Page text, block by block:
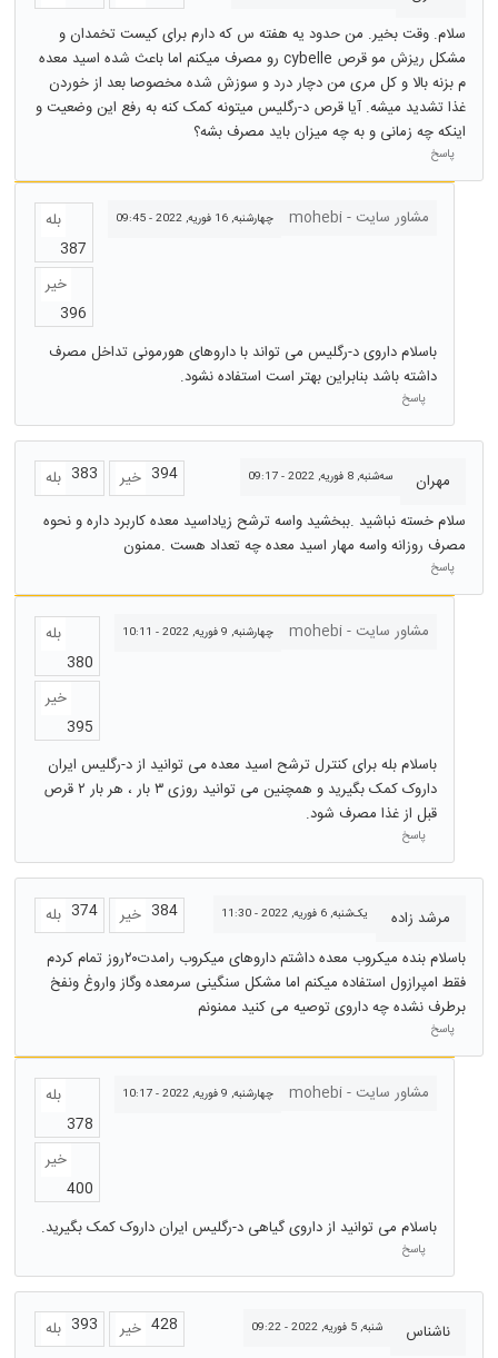
سلام. وقت بخیر. من حدود یه هفته س که دارم برای کیست تخمدان و
مشکل ریزش مو قرص cybelle رو مصرف میکنم اما باعث شده اسید معده
م بزنه بالا و کل مری من دچار درد و سوزش شده مخصوصا بعد از خوردن
غذا تشدید میشه. آیا قرص د-رگلیس میتونه کمک کنه به رفع این وضعیت و
اینکه چه زمانی و به چه میزان باید مصرف بشه؟
پاسخ
مشاور سایت - mohebi چهارشنبه, 16 فوریه, 2022 - 09:45
بله
387
خیر
396
باسلام داروی د-رگلیس می تواند با داروهای هورمونی تداخل مصرف
داشته باشد بنابراین بهتر است استفاده نشود.
پاسخ
مهران سه‌شنبه, 8 فوریه, 2022 - 09:17 بله 383 خیر 394
سلام خسته نباشید .ببخشید واسه ترشح زیاداسید معده کاربرد داره و نحوه
مصرف روزانه واسه مهار اسید معده چه تعداد هست .ممنون
پاسخ
مشاور سایت - mohebi چهارشنبه, 9 فوریه, 2022 - 10:11
بله
380
خیر
395
باسلام بله برای کنترل ترشح اسید معده می توانید از د-رگلیس ایران
داروک کمک بگیرید و همچنین می توانید روزی ٣ بار ، هر بار ٢ قرص
قبل از غذا مصرف شود.
پاسخ
مرشد زاده یک‌شنبه, 6 فوریه, 2022 - 11:30 بله 374 خیر 384
باسلام بنده میکروب معده داشتم داروهای میکروب رامدت۲۰روز تمام کردم
فقط امپرازول استفاده میکنم اما مشکل سنگینی سرمعده وگاز واروغ ونفخ
برطرف نشده چه داروی توصیه می کنید ممنونم
پاسخ
مشاور سایت - mohebi چهارشنبه, 9 فوریه, 2022 - 10:17
بله
378
خیر
400
باسلام می توانید از داروی گیاهی د-رگلیس ایران داروک کمک بگیرید.
پاسخ
ناشناس شنبه, 5 فوریه, 2022 - 09:22 بله 393 خیر 428